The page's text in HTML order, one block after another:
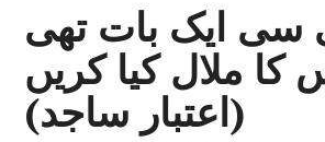
سی ایک بات تھی
کا ملال کیا کریں
(اعتبار ساجد)